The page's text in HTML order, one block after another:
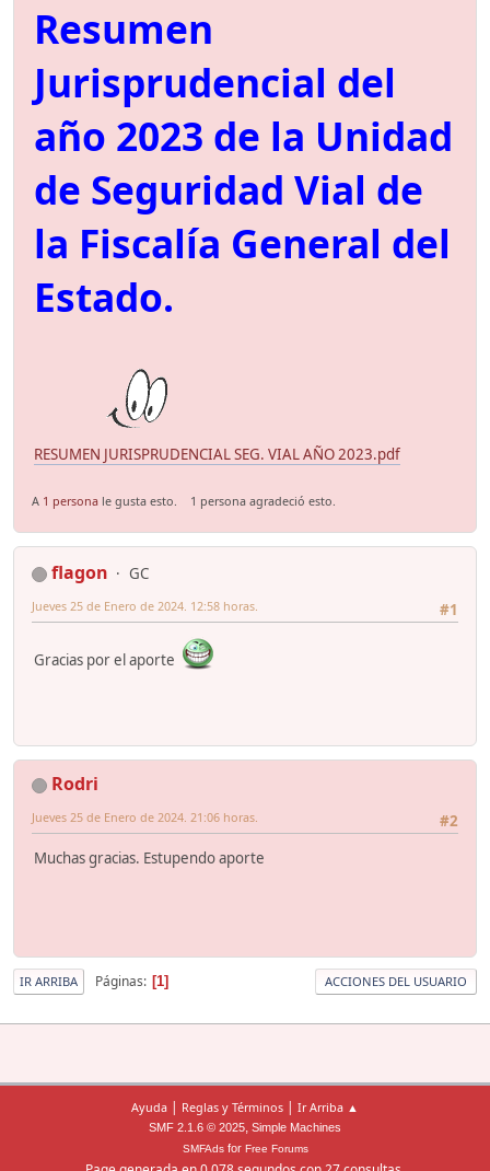
Resumen
Jurisprudencial del
año 2023 de la Unidad
de Seguridad Vial de
la Fiscalía General del
Estado.
RESUMEN JURISPRUDENCIAL SEG. VIAL AÑO 2023.pdf
A 1 persona le gusta esto. 1 persona agradeció esto.
flagon
GC
#1
Jueves 25 de Enero de 2024. 12:58 horas.
Gracias por el aporte
Rodri
#2
Jueves 25 de Enero de 2024. 21:06 horas.
Muchas gracias. Estupendo aporte
IR ARRIBA Páginas 1 ACCIONES DEL USUARIO
Ayuda | Reglas y Términos | Ir Arriba ▲
SMF 2.1.6 © 2025, Simple Machines
SMFAdsfor Free Forums